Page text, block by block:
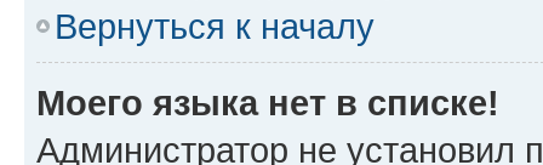
Вернуться к началу
Моего языка нет в списке!
Администратор не установил